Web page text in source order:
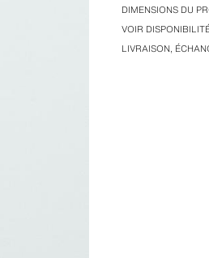
DIMENSIONS DU
VOIR
LIVRAISON,